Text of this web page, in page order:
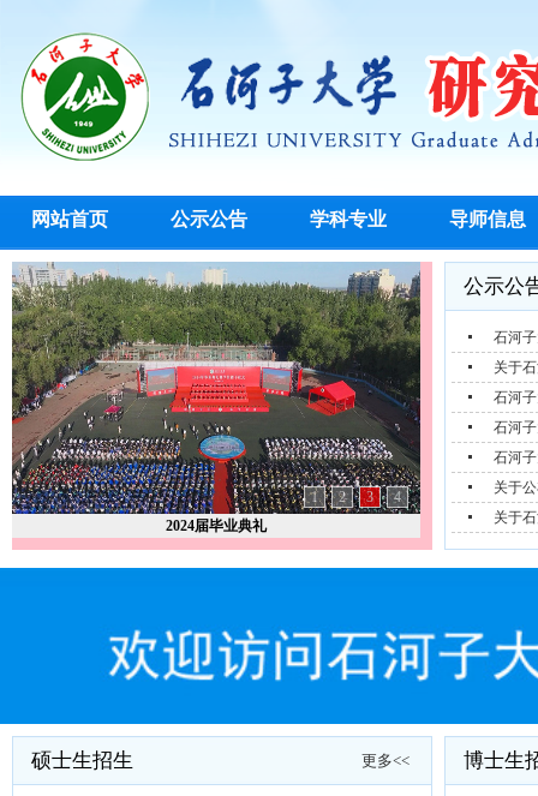
网站首页 公示公告 学科专业 导师信息
1 2 3
4
2024届毕业典礼
公示公
石河
关于
石河
石河
石河
关于
关于
更多<<
硕士生招生 博士生